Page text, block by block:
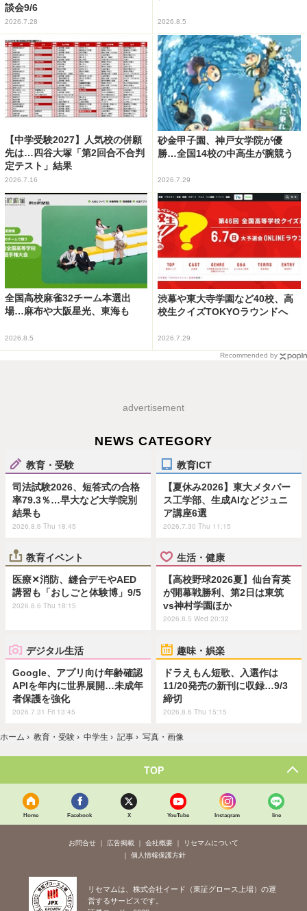
談会9/6
2026.7.28 2026.8.5
【中学受験2027】人気校の併願
先は…四谷大塚「第2回合不合判
定テスト」結果
2026.7.16
砂金甲子園、神戸女学院が優
勝…全国14校の中高生が腕競う
2026.7.29
全国高校麻雀32チーム本選出
場…麻布や大阪星光、東海も
2026.8.5
渋幕や東大寺学園など40校、高
校生クイズTOKYOラウンドへ
2026.7.29
Recommended by
advertisement
NEWS CATEGORY
教育・受験
司法試験2026、短答式の合格
率79.3％…早大など大学院別
結果も
2026.8.6 Thu 18:45
教育ICT
【夏休み2026】東大メタバー
ス工学部、生成AIなどジュニ
ア講座6選
2026.7.30 Thu 11:15
教育イベント
医療✕消防、縫合デモやAED
講習も「おしごと体験博」9/5
2026.8.6 Thu 18:15
生活・健康
【高校野球2026夏】仙台育英
が開幕戦勝利、第2日は東筑
vs神村学園ほか
2026.8.5 Wed 20:32
デジタル生活
Google、アプリ向け年齢確認
APIを年内に世界展開…未成年
者保護を強化
2026.7.31 Fri 13:45
趣味・娯楽
ドラえもん短歌、入選作は
11/20発売の新刊に収録…9/3
締切
2026.8.6 Thu 15:15
ホーム › 教育・受験 › 中学生 › 記事 › 写真・画像
TOP
Home Facebook X YouTube Instagram line
お問合せ 広告掲載 会社概要
リセマムについて
個人情報保護方針
リセマムは、株式会社イード（東証グロース上場）の運
営するサービスです。